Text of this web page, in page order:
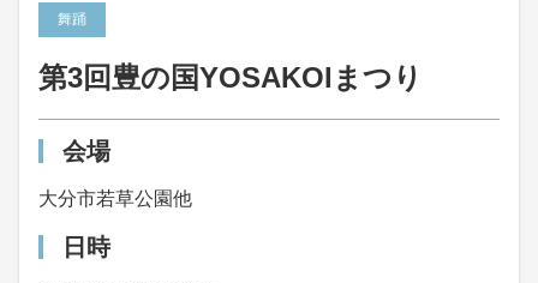
舞踊
第3回豊の国YOSAKOIまつり
会場
大分市若草公園他
日時